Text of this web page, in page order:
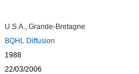
U.S.A.
Grande-Bretagne
BQHL Diffusion
1988
22/03/2006